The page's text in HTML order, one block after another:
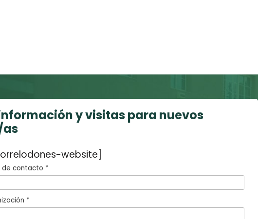
y visitas para nuevos
website]
de contacto *
*